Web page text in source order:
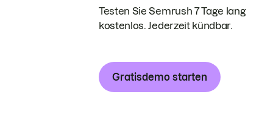
Testen Sie Semrush 7 Tage lang
kostenlos. Jederzeit kündbar.
Gratisdemo starten